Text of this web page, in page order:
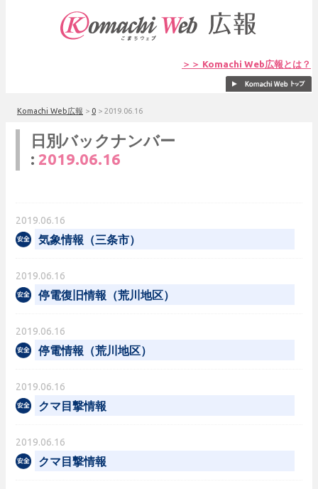
＞＞ Komachi Web広報とは？
Komachi Web広報 > 0 > 2019.06.16
日別バックナンバー
: 2019.06.16
2019.06.16
気象情報（三条市）
2019.06.16
停電復旧情報（荒川地区）
2019.06.16
停電情報（荒川地区）
2019.06.16
クマ目撃情報
2019.06.16
クマ目撃情報